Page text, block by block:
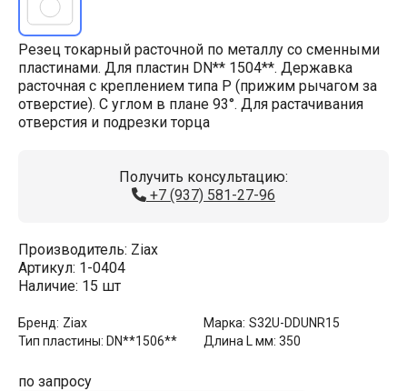
Резец токарный расточной по металлу со сменными
пластинами. Для пластин DN** 1504**. Державка
расточная с креплением типа P (прижим рычагом за
отверстие). С углом в плане 93°. Для растачивания
отверстия и подрезки торца
Получить консультацию:
+7 (937) 581-27-96
Производитель: Ziax
Артикул: 1-0404
Наличие: 15 шт
Бренд: Ziax Марка: S32U-DDUNR15
Тип пластины: DN**1506** Длина L мм: 350
по запросу